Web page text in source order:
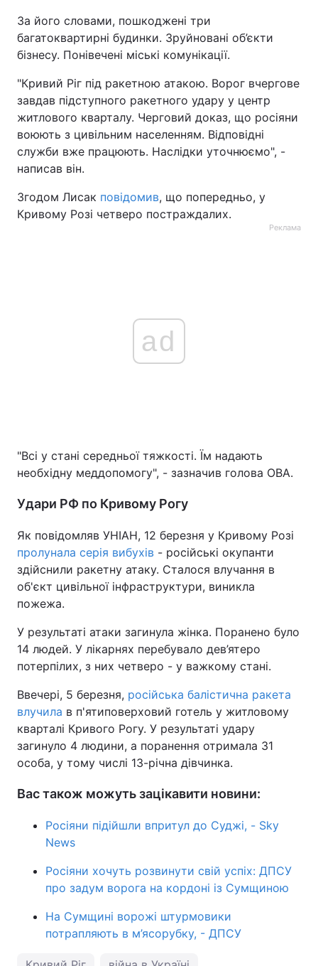
Тема оформлення
За його словами, пошкоджені три
багатоквартирні будинки. Зруйновані об’єкти
бізнесу. Понівечені міські комунікації.
"Кривий Ріг під ракетною атакою. Ворог вчергове
завдав підступного ракетного удару у центр
житлового кварталу. Черговий доказ, що росіяни
воюють з цивільним населенням. Відповідні
служби вже працюють. Наслідки уточнюємо", -
написав він.
Згодом Лисак повідомив, що попередньо, у
Кривому Розі четверо постраждалих.
Реклама
ad
"Всі у стані середньої тяжкості. Їм надають
необхідну меддопомогу", - зазначив голова ОВА.
Удари РФ по Кривому Рогу
Як повідомляв УНІАН, 12 березня у Кривому Розі
пролунала серія вибухів - російські окупанти
здійснили ракетну атаку. Сталося влучання в
об'єкт цивільної інфраструктури, виникла
пожежа.
У результаті атаки загинула жінка. Поранено було
14 людей. У лікарнях перебувало дев’ятеро
потерпілих, з них четверо - у важкому стані.
Ввечері, 5 березня, російська балістична ракета
влучила в п'ятиповерховий готель у житловому
кварталі Кривого Рогу. У результаті удару
загинуло 4 людини, а поранення отримала 31
особа, у тому числі 13-річна дівчинка.
Вас також можуть зацікавити новини:
Росіяни підійшли впритул до Суджі, - Sky
News
Росіяни хочуть розвинути свій успіх: ДПСУ
про задум ворога на кордоні із Сумщиною
На Сумщині ворожі штурмовики
потрапляють в м’ясорубку, - ДПСУ